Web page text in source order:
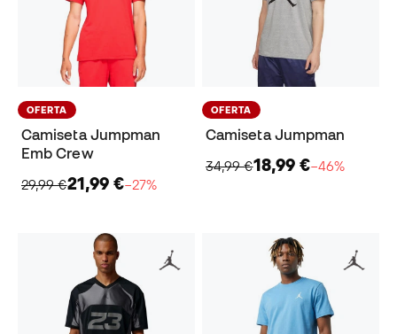
OFERTA
Camiseta Jumpman
Emb Crew
29,99 €21,99 €−27%
OFERTA
Camiseta Jumpman
34,99 €18,99 €−46%